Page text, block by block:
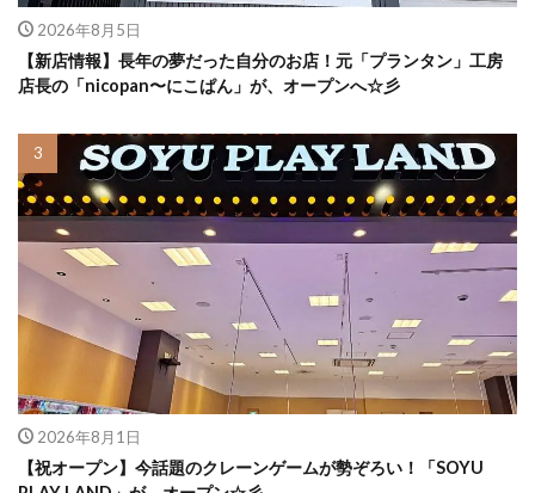
2026年8月5日
【新店情報】長年の夢だった自分のお店！元「プランタン」工房
店長の「nicopan〜にこぱん」が、オープンへ☆彡
2026年8月1日
【祝オープン】今話題のクレーンゲームが勢ぞろい！「SOYU